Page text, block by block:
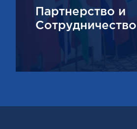
Партнерство и
Сотрудничество